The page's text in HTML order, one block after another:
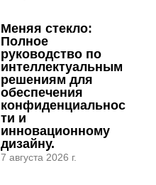
Меняя стекло:
Полное
руководство по
интеллектуальным
решениям для
обеспечения
конфиденциальнос
ти и
инновационному
дизайну.
7 августа 2026 г.